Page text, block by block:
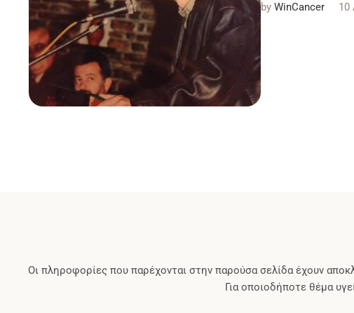
by WinCancer 10
Οι πληροφορίες που παρέχονται στην παρούσα σελίδα έχουν
Για οποιοδήποτε θέμα